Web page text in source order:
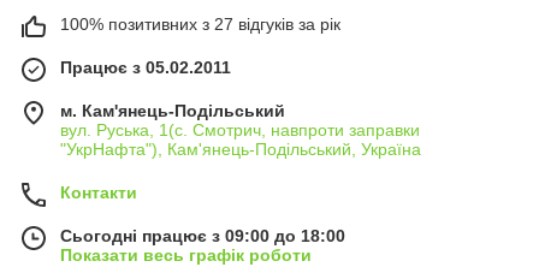
100% позитивних з 27 відгуків за рік
Працює з 05.02.2011
м. Кам'янець-Подільський
вул. Руська, 1(с. Смотрич, навпроти заправки
"УкрНафта"), Кам'янець-Подільський, Україна
Контакти
Сьогодні працює з 09:00 до 18:00
Показати весь графік роботи